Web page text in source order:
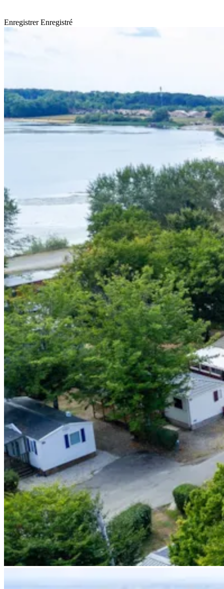
EnregistrerEnregistré